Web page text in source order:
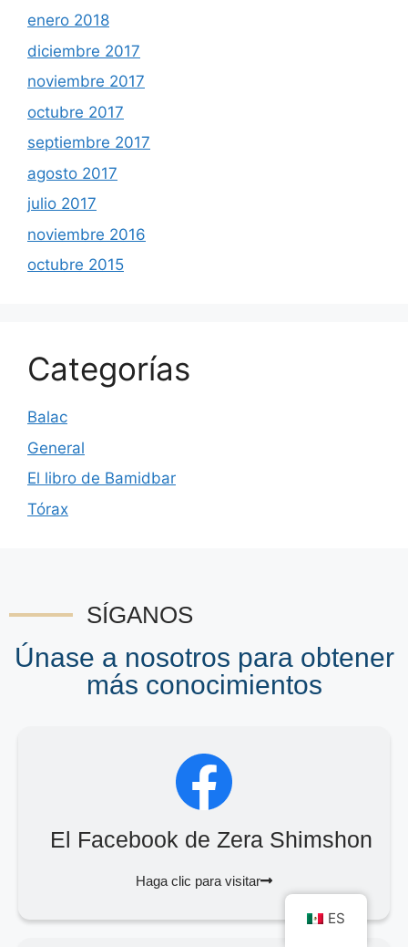
enero 2018
diciembre 2017
noviembre 2017
octubre 2017
septiembre 2017
agosto 2017
julio 2017
noviembre 2016
octubre 2015
Categorías
Balac
General
El libro de Bamidbar
Tórax
SÍGANOS
Únase a nosotros para obtener
más conocimientos
El Facebook de Zera Shimshon
Haga clic para visitar
ES